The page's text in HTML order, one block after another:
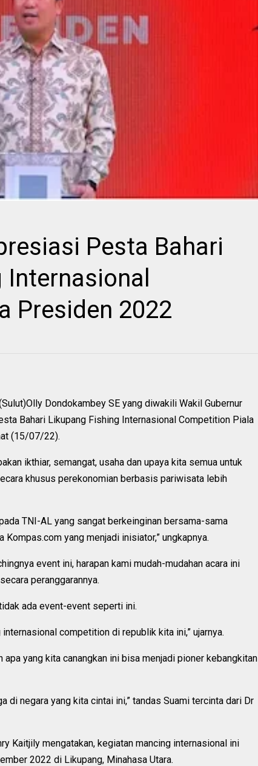
Pesta Bahari
Presiden 2022
Dondokambey SE yang diwakili Wakil Gubernur
Bahari Likupang Fishing Internasional Competition Piala
(15/07/22).
ikthiar, semangat, usaha dan upaya kita semua untuk
khusus perekonomian berbasis pariwisata lebih
TNI-AL yang sangat berkeinginan bersama-sama
Kompas.com yang menjadi inisiator,” ungkapnya.
event ini, harapan kami mudah-mudahan acara ini
peranggarannya.
ada event-event seperti ini.
competition di republik kita ini,” ujarnya.
apa yang kita canangkan ini bisa menjadi pioner kebangkitan
di negara yang kita cintai ini,” tandas Suami tercinta dari Dr
Kaitjily mengatakan, kegiatan mancing internasional ini
2022 di Likupang, Minahasa Utara.